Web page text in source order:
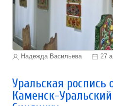
Надежда Васильева 27
Уральская роспись
Каменск-